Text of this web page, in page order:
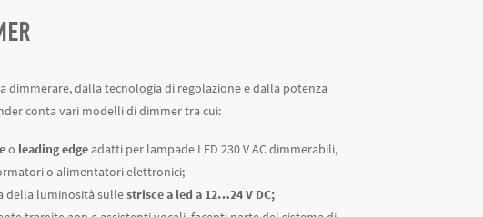
dalla tecnologia di regolazione e dalla potenza
conta vari modelli di dimmer tra cui:
o leading edge adatti per lampade LED 230 V AC dimmerabili,
o alimentatori elettronici;
della luminosità sullestrisce a led a 12…24 V DC;